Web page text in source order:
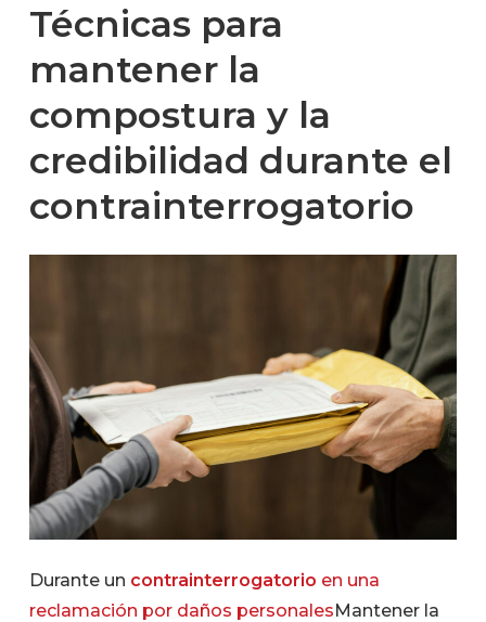
Técnicas para
mantener la
compostura y la
credibilidad durante el
contrainterrogatorio
Durante un contrainterrogatorio en una
reclamación por daños personalesMantener la